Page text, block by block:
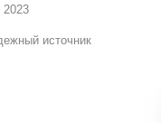
2023
источник